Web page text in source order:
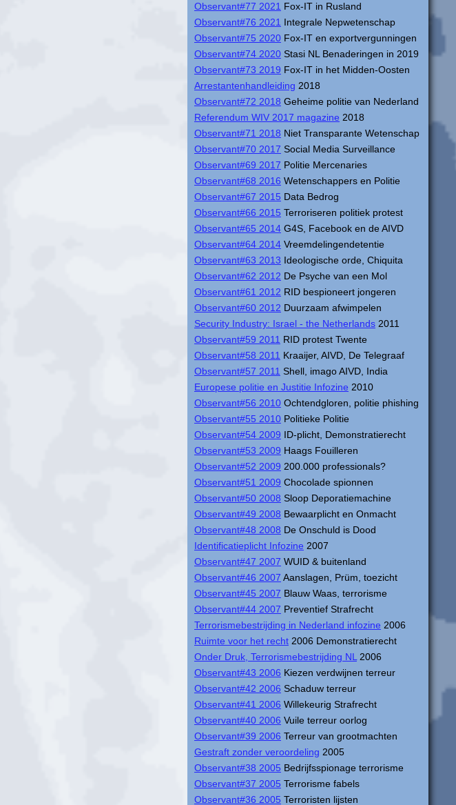
Observant#77 2021 Fox-IT in Rusland
Observant#76 2021 Integrale Nepwetenschap
Observant#75 2020 Fox-IT en exportvergunningen
Observant#74 2020 Stasi NL Benaderingen in 2019
Observant#73 2019 Fox-IT in het Midden-Oosten
Arrestantenhandleiding 2018
Observant#72 2018 Geheime politie van Nederland
Referendum WIV 2017 magazine 2018
Observant#71 2018 Niet Transparante Wetenschap
Observant#70 2017 Social Media Surveillance
Observant#69 2017 Politie Mercenaries
Observant#68 2016 Wetenschappers en Politie
Observant#67 2015 Data Bedrog
Observant#66 2015 Terroriseren politiek protest
Observant#65 2014 G4S, Facebook en de AIVD
Observant#64 2014 Vreemdelingendetentie
Observant#63 2013 Ideologische orde, Chiquita
Observant#62 2012 De Psyche van een Mol
Observant#61 2012 RID bespioneert jongeren
Observant#60 2012 Duurzaam afwimpelen
Security Industry: Israel - the Netherlands 2011
Observant#59 2011 RID protest Twente
Observant#58 2011 Kraaijer, AIVD, De Telegraaf
Observant#57 2011 Shell, imago AIVD, India
Europese politie en Justitie Infozine 2010
Observant#56 2010 Ochtendgloren, politie phishing
Observant#55 2010 Politieke Politie
Observant#54 2009 ID-plicht, Demonstratierecht
Observant#53 2009 Haags Fouilleren
Observant#52 2009 200.000 professionals?
Observant#51 2009 Chocolade spionnen
Observant#50 2008 Sloop Deporatiemachine
Observant#49 2008 Bewaarplicht en Onmacht
Observant#48 2008 De Onschuld is Dood
Identificatieplicht Infozine 2007
Observant#47 2007 WUID & buitenland
Observant#46 2007 Aanslagen, Prüm, toezicht
Observant#45 2007 Blauw Waas, terrorisme
Observant#44 2007 Preventief Strafrecht
Terrorismebestrijding in Nederland infozine 2006
Ruimte voor het recht 2006 Demonstratierecht
Onder Druk, Terrorismebestrijding NL 2006
Observant#43 2006 Kiezen verdwijnen terreur
Observant#42 2006 Schaduw terreur
Observant#41 2006 Willekeurig Strafrecht
Observant#40 2006 Vuile terreur oorlog
Observant#39 2006 Terreur van grootmachten
Gestraft zonder veroordeling 2005
Observant#38 2005 Bedrijfsspionage terrorisme
Observant#37 2005 Terrorisme fabels
Observant#36 2005 Terroristen lijsten